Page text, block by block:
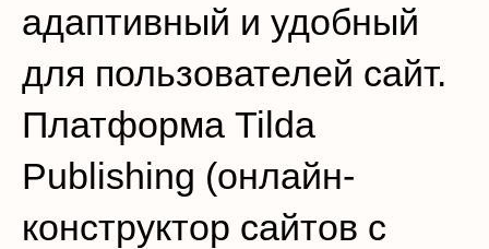
адаптивный и удобный
для пользователей сайт.
Платформа Tilda
Publishing (онлайн-
конструктор сайтов с